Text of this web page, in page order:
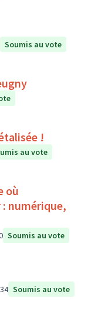
Soumis au vote
!
au vote
où
numérique,
Soumis au vote
34 Soumis au vote